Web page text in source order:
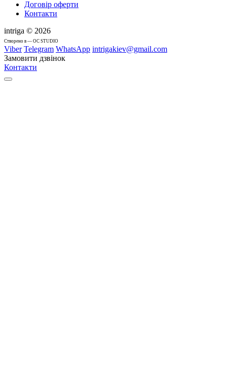
Договір оферти
Контакти
intriga © 2026
Cтворено в — OC STUDIO
Viber Telegram WhatsApp intrigakiev@gmail.com
Замовити дзвінок
Контакти